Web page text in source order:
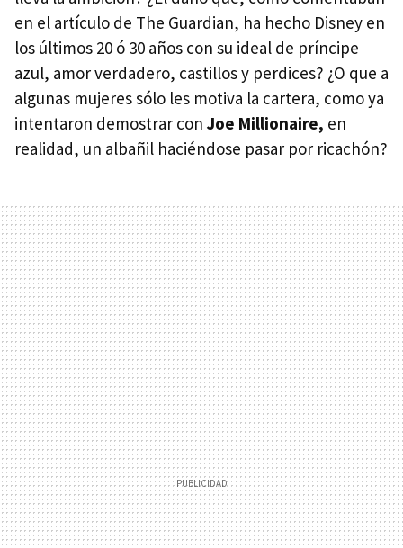
en el artículo de The Guardian, ha hecho Disney en
los últimos 20 ó 30 años con su ideal de príncipe
azul, amor verdadero, castillos y perdices? ¿O que a
algunas mujeres sólo les motiva la cartera, como ya
intentaron demostrar con Joe Millionaire, en
realidad, un albañil haciéndose pasar por ricachón?